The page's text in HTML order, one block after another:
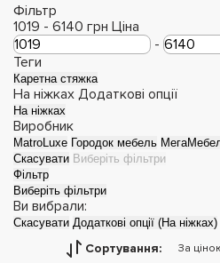
Фільтр
1019 - 6140 грн Ціна
-
Теги
Каретна стяжка
На ніжках Додаткові опції
На ніжках
Виробник
MatroLuxe Городок мебель
Скасувати Виберіть фільтри
Фільтр
Виберіть фільтри
Ви вибрали:
Скасувати Додаткові опції (На ніжках)
Сортування: За